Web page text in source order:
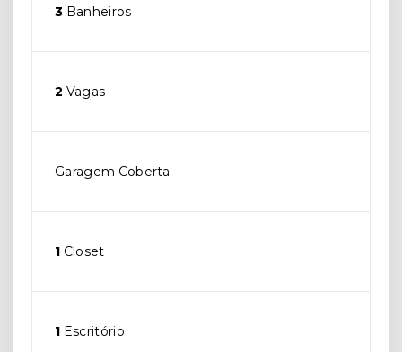
3 Banheiros
2 Vagas
Garagem Coberta
1 Closet
1 Escritório